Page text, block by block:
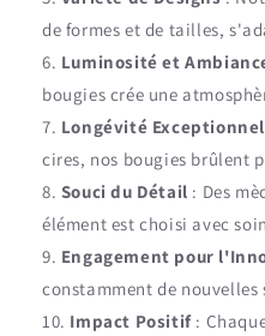
de formes et de tailles,
Luminosité et
bougies crée une
Longévité
cires, nos bougies brûlent
Souci du Détail : Des
élément est choisi avec
Engagement pour
constamment de nouvelles
Impact Positif: